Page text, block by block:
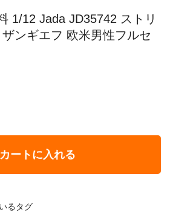
1/12 Jada JD35742 ストリ
ンギエフ 欧米男性フルセ
カートに入れる
るタグ